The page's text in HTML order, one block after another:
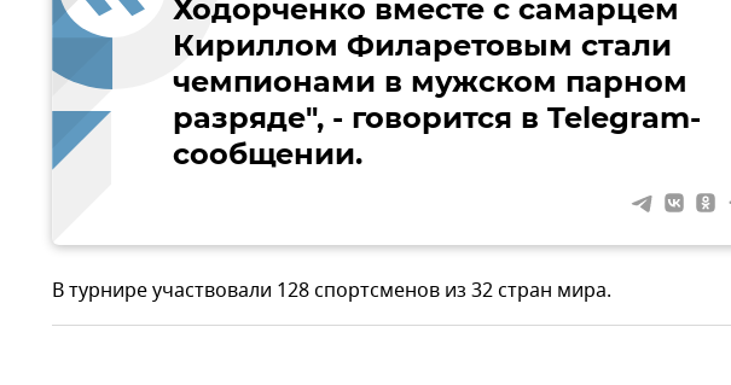
Ходорченко вместе с самарцем
Кириллом Филаретовым стали
чемпионами в мужском парном
разряде", - говорится в Telegram-
сообщении.
В турнире участвовали 128 спортсменов из 32 стран мира.